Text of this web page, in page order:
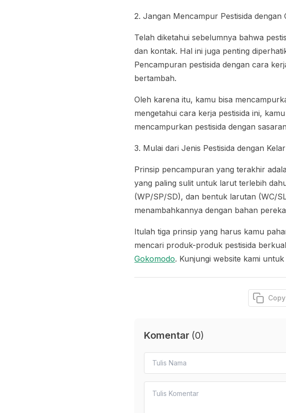
2. Jangan Mencampur Pestisida dengan
Telah diketahui sebelumnya bahwa
dan kontak. Hal ini juga penting
Pencampuran pestisida dengan cara
bertambah.
Oleh karena itu, kamu bisa
mengetahui cara kerja pestisida ini,
mencampurkan pestisida dengan
3. Mulai dari Jenis Pestisida dengan
Prinsip pencampuran yang terakhir
yang paling sulit untuk larut terlebih
(WP/SP/SD), dan bentuk larutan (WC/
menambahkannya dengan bahan
Itulah tiga prinsip yang harus kamu
mencari produk-produk pestisida
Gokomodo. Kunjungi website kami
Komentar (0)